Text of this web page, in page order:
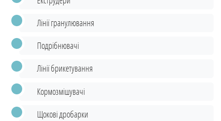
Лінії гранулювання
Подрібнювачі
Лінії брикетування
Кормозмішувачі
Щокові дробарки